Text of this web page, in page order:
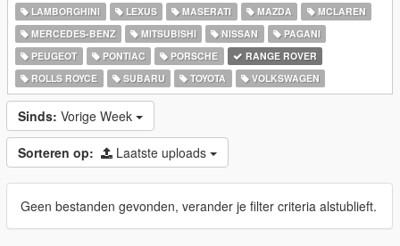
LAMBORGHINI
LEXUS MASERATI MAZDA
MCLAREN
MERCEDES-BENZ
MITSUBISHI NISSAN
PAGANI
PEUGEOT
PONTIAC PORSCHE
RANGE ROVER
ROLLS ROYCE
SUBARU TOYOTA VOLKSWAGEN
Sinds: Vorige Week
Sorteren op: Laatste uploads
Geen bestanden gevonden, verander je filter criteria alstublieft.